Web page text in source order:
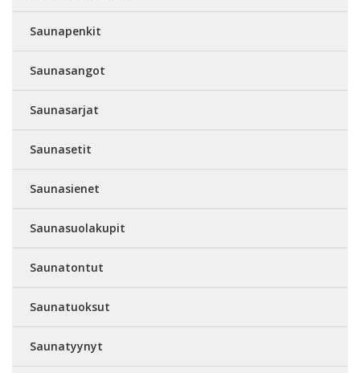
Saunapenkit
Saunasangot
Saunasarjat
Saunasetit
Saunasienet
Saunasuolakupit
Saunatontut
Saunatuoksut
Saunatyynyt